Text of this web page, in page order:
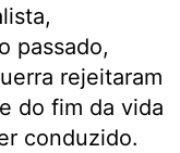
passado,
rejeitaram
do fim da vida
conduzido.